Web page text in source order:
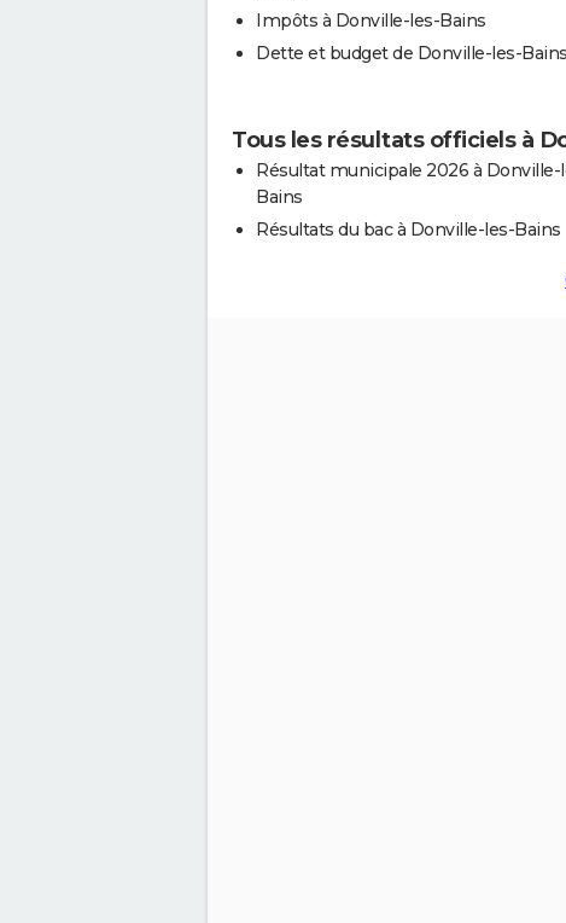
Impôts à Donville-les-Bains
Dette et budget de Donville-les-Bains
Tous les résultats officiels à
Résultat municipale 2026 à Donville-
Bains
Résultats du bac à Donville-les-Bains